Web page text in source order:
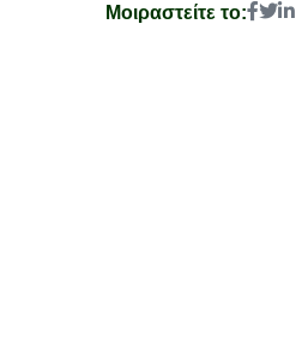
Μοιραστείτε το: